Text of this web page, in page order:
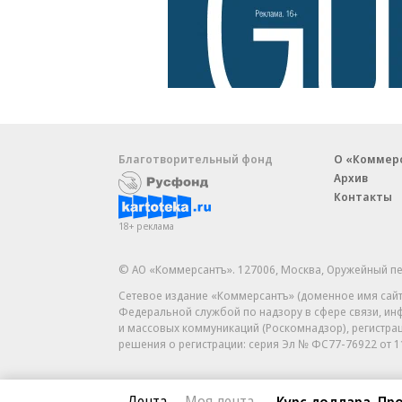
Благотворительный фонд
18+ реклама
О
Архив
Контакты
© АО «Коммерсантъ». 127006, Москва, Оружейный
Сетевое издание «Коммерсантъ» (доменное имя
Федеральной службой по надзору в сфере связи,
и массовых коммуникаций (Роскомнадзор),
решения о регистрации: серия Эл № ФС77-76922 от